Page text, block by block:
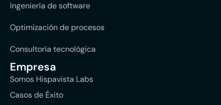
Ingeniería de software
Optimización de procesos
Consultoría tecnológica
Empresa
Somos Hispavista Labs
Casos de Éxito